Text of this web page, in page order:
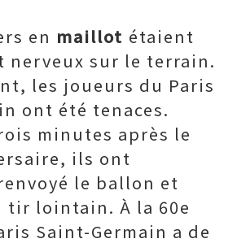
en maillot étaient
nerveux sur le terrain.
les joueurs du Paris
ont été tenaces.
minutes après le
ils ont
le ballon et
tir lointain. À la 60e
Saint-Germain a de